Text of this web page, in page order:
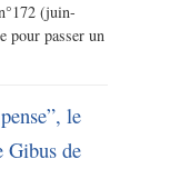
(juin-
pour passer un
le
Gibus de